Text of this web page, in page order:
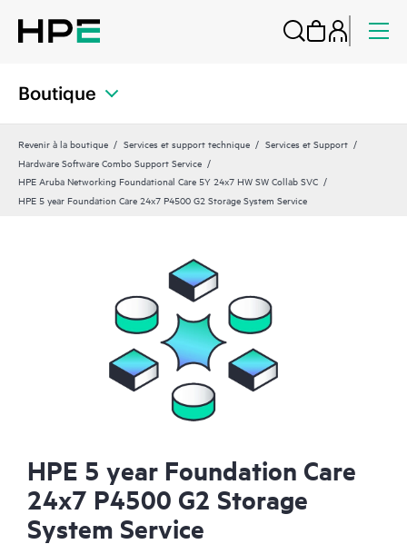
Boutique
Revenir à la boutique Services et support technique
Services et Support
Hardware Software Combo Support Service
HPE Aruba Networking Foundational Care 5Y 24x7 HW SW Collab SVC
HPE 5 year Foundation Care 24x7 P4500 G2 Storage System Service
HPE 5 year Foundation Care
24x7 P4500 G2 Storage
System Service